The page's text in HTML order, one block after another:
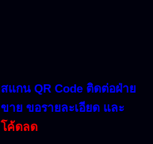
สแกน QR Code ติดต่อฝ่าย
ขาย ขอรายละเอียด และ
โค้ดลด